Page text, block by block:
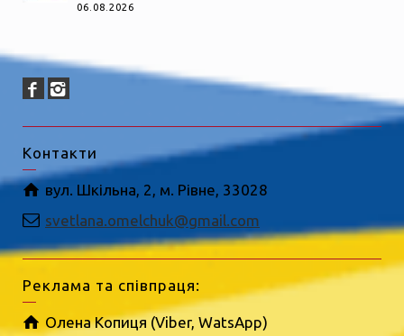
06.08.2026
Контакти
вул. Шкільна, 2, м. Рівне, 33028
svetlana.omelchuk@gmail.com
Реклама та співпраця:
Олена Копиця (Viber, WatsApp)